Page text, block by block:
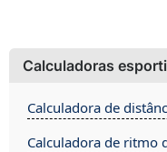
Calculadoras
Calculadora de
Calculadora de ritmo